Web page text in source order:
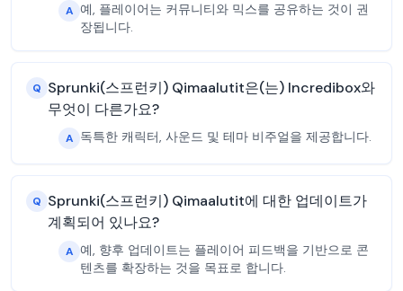
A 예, 플레이어는 커뮤니티와 믹스를 공유하는 것이 권
장됩니다.
Q Sprunki(스프런키) Qimaalutit은(는) Incredibox와
무엇이 다른가요?
A 독특한 캐릭터, 사운드 및 테마 비주얼을 제공합니다.
Q Sprunki(스프런키) Qimaalutit에 대한 업데이트가
계획되어 있나요?
A 예, 향후 업데이트는 플레이어 피드백을 기반으로 콘
텐츠를 확장하는 것을 목표로 합니다.